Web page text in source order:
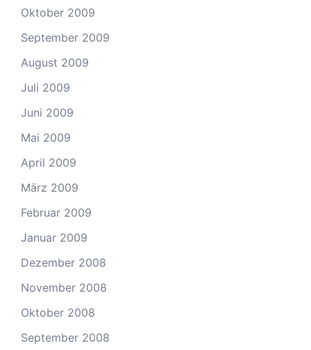
Oktober 2009
September 2009
August 2009
Juli 2009
Juni 2009
Mai 2009
April 2009
März 2009
Februar 2009
Januar 2009
Dezember 2008
November 2008
Oktober 2008
September 2008